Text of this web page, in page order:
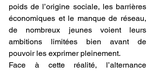
poids de l’origine sociale, les barrières
économiques et le manque de réseau,
de nombreux jeunes voient leurs
ambitions limitées bien avant de
pouvoir les exprimer pleinement.
Face à cette réalité, l’alternance